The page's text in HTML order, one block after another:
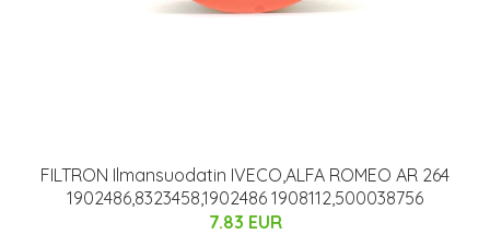
FILTRON Ilmansuodatin IVECO,ALFA ROMEO AR 264
1902486,8323458,1902486 1908112,500038756
7.83 EUR